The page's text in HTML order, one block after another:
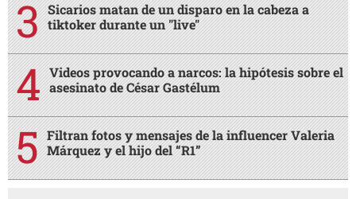
Sicarios matan de un disparo en la cabeza a
tiktoker durante un "live"
Videos provocando a narcos: la hipótesis sobre el
asesinato de César Gastélum
Filtran fotos y mensajes de la influencer Valeria
Márquez y el hijo del “R1”